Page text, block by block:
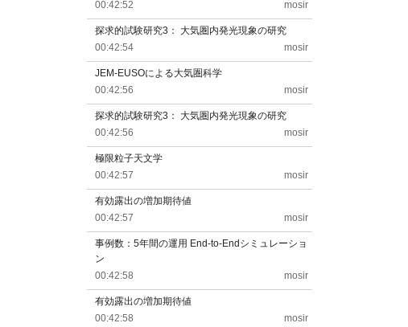
00:42:52
mosir
探求的試験研究3： 大気圏内発光現象の研究
00:42:54
mosir
JEM-EUSOによる大気圏科学
00:42:56
mosir
探求的試験研究3： 大気圏内発光現象の研究
00:42:56
mosir
極限粒子天文学
00:42:57
mosir
有効露出の増加期待値
00:42:57
mosir
事例数：5年間の運用 End-to-Endシミュレーショ
ン
00:42:58
mosir
有効露出の増加期待値
00:42:58
mosir